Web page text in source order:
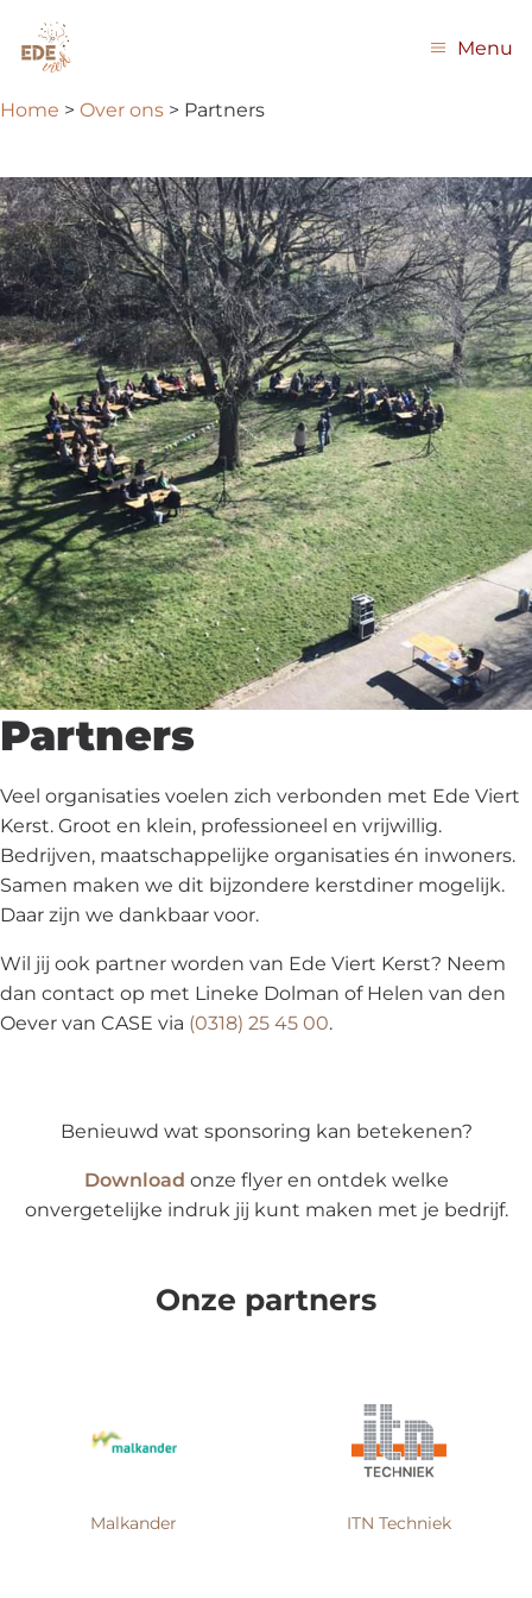
Menu
Home > Over ons > Partners
Partners
Veel organisaties voelen zich verbonden met Ede Viert
Kerst. Groot en klein, professioneel en vrijwillig.
Bedrijven, maatschappelijke organisaties én inwoners.
Samen maken we dit bijzondere kerstdiner mogelijk.
Daar zijn we dankbaar voor.
Wil jij ook partner worden van Ede Viert Kerst? Neem
dan contact op met Lineke Dolman of Helen van den
Oever van CASE via (0318) 25 45 00.
Benieuwd wat sponsoring kan betekenen?
Download onze flyer en ontdek welke
onvergetelijke indruk jij kunt maken met je bedrijf.
Onze partners
Malkander ITN Techniek